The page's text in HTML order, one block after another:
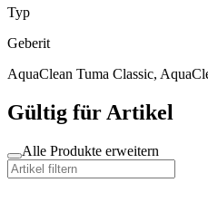
Typ
Geberit
AquaClean Tuma Classic,
Gültig für Artikel
Alle Produkte erweitern